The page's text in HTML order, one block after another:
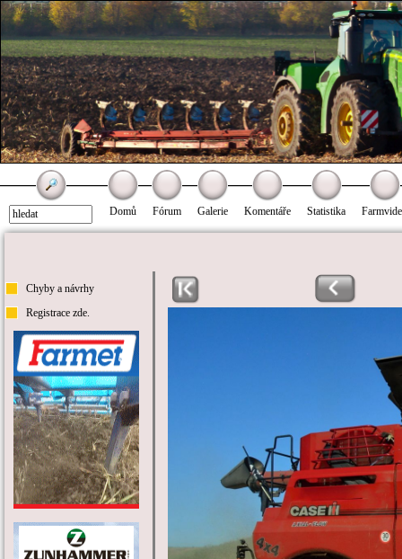
Domů Fórum Galerie Komentáře Statistika
Chyby a návrhy
Registrace zde.